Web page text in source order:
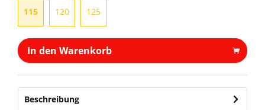
115 120 125
In den Warenkorb
Beschreibung